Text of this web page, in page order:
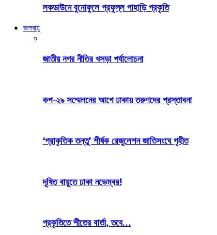
লকডাউনে বুনোফুলে প্রফুল্ল পাহাড়ি প্রকৃতি
জলবায়ু
জাতীয় নগর নীতির খসড়া পর্যালোচনা
কপ-২৯ সম্মেলনের আগে ঢাকায় তরুণদের প্রস্তাবনা
‘প্রাকৃতিক তন্তু’ শীর্ষক রেজুলেশন জাতিসংঘে গৃহীত
দূষিত বায়ুতে ঢাকা নভেম্বর!
প্রকৃতিতে শীতের বার্তা, তবে…